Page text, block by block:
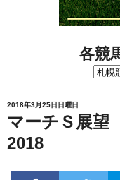
各競
2018年3月25日日曜日
マーチＳ展望
2018